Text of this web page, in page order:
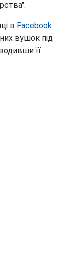
в Facebook
вушок під
її